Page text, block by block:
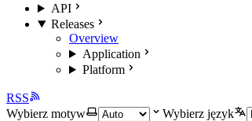
API
Releases
Overview
Application
Platform
RSS
Wybierz motyw
Wybierz język